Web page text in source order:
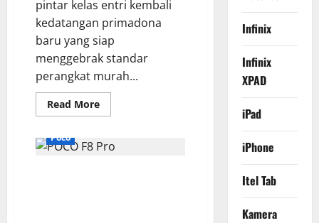
pintar kelas entri kembali
kedatangan primadona
baru yang siap
menggebrak standar
perangkat murah...
Read MoreRead
more
Galaxy
A07
Poco
Infinix
Infinix
XPAD
iPad
iPhone
Itel Tab
Kamera